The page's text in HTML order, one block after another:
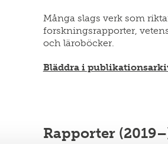
Många slags verk som
forskningsrapporter,
och läroböcker.
Bläddra i
Rapporter